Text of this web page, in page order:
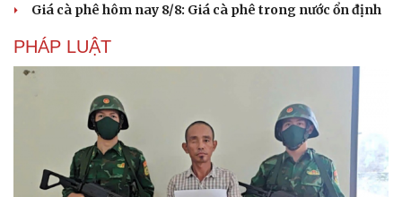
Giá cà phê hôm nay 8/8: Giá cà phê trong nước ổn định
PHÁP LUẬT